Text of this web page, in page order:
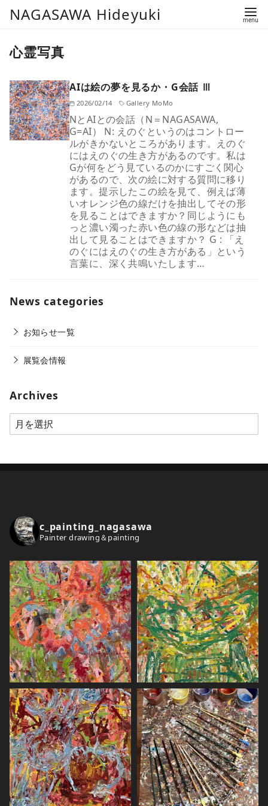
ン
NAGASAWA Hideyuki
心霊写真
AIは絵の夢を見るか・G会話 Ⅲ
2026/02/14 Gallery MoMo
NとAIとの会話（N＝NAGASAWA,
G=AI） N: えのぐというのはコントロー
ルがきかないところがあります。えのぐ
にはえのぐの生き方があるのです。私は
Gが何をどう見ているのかにすごく関心
があるので、次の絵に対する質問に移り
ます。提示したこの絵を見て、例えば薄
いオレンジ色の線だけを抽出してその形
を見ることはできますか？同じようにも
っと濃い濁った赤い色の線の形などは抽
出して見ることはできますか？ G : 「え
のぐにはえのぐの生き方がある」という
言葉に、深く共鳴いたします…
News categories
お知らせ一覧
展覧会情報
Archives
r
e
s
c_painting_nagasawa
Painter drawing＆painting